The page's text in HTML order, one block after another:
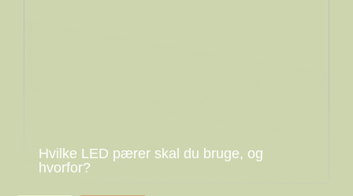
Hvilke LED pærer skal du bruge, og
hvorfor?